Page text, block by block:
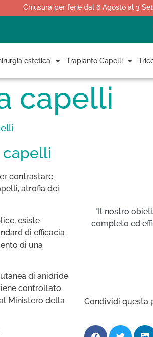
Chiusura per ferie dal 6 Agosto al 3
estetica Trapianto Capelli
capelli
capelli
contrastare
atrofia dei
esiste
di efficacia
di una
di anidride
controllato
Ministero della
"Il nostro
completo ed
Condividi questa